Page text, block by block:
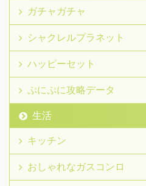
ガチャガチャ
シャクレルプラネット
ハッピーセット
ぷにぷに攻略データ
生活
キッチン
おしゃれなガスコンロ